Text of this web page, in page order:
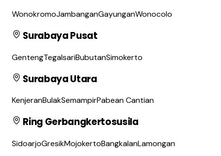
WonokromoJambanganGayunganWonocolo
Surabaya Pusat
GentengTegalsariBubutanSimokerto
Surabaya Utara
KenjeranBulakSemampirPabean Cantian
Ring Gerbangkertosusila
SidoarjoGresikMojokertoBangkalanLamongan